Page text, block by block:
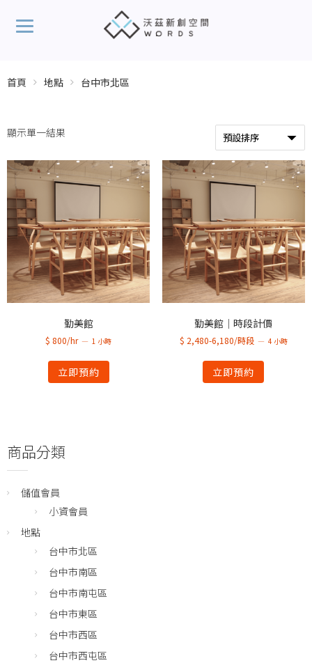
首頁 地點 台中市北區
顯示單一結果
勤美館
$ 800/hr 1 小時
立即預約
勤美館｜時段計價
$ 2,480-6,180/時段 4 小時
立即預約
商品分類
儲值會員
小資會員
地點
台中市北區
台中市南區
台中市南屯區
台中市東區
台中市西區
台中市西屯區